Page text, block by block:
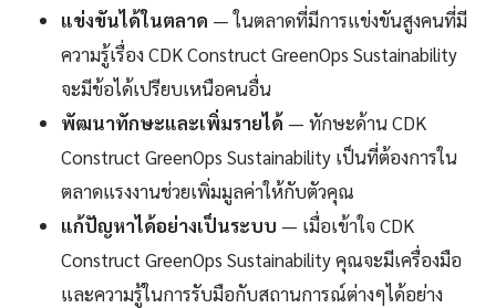
แข่งขันได้ในตลาด — ในตลาดที่มีการแข่งขันสูงคนที่มี
ความรู้เรื่อง CDK Construct GreenOps Sustainability
จะมีข้อได้เปรียบเหนือคนอื่น
พัฒนาทักษะและเพิ่มรายได้ — ทักษะด้าน CDK
Construct GreenOps Sustainability เป็นที่ต้องการใน
ตลาดแรงงานช่วยเพิ่มมูลค่าให้กับตัวคุณ
แก้ปัญหาได้อย่างเป็นระบบ — เมื่อเข้าใจ CDK
Construct GreenOps Sustainability คุณจะมีเครื่องมือ
และความรู้ในการรับมือกับสถานการณ์ต่างๆได้อย่าง